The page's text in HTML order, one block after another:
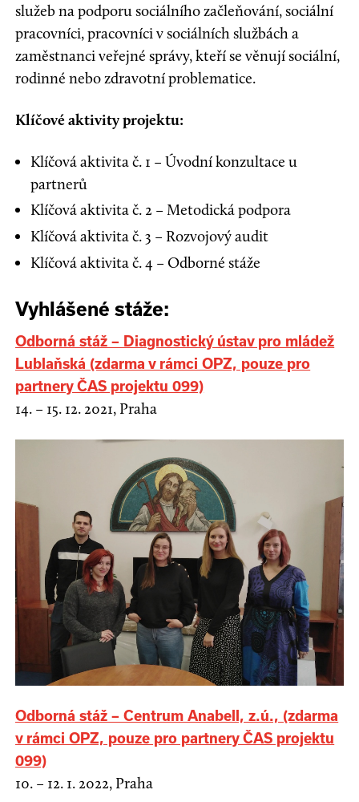
služeb na podporu sociálního začleňování, sociální
pracovníci, pracovníci v sociálních službách a
zaměstnanci veřejné správy, kteří se věnují sociální,
rodinné nebo zdravotní problematice.
Klíčové aktivity projektu:
Klíčová aktivita č. 1 – Úvodní konzultace u
partnerů
Klíčová aktivita č. 2 – Metodická podpora
Klíčová aktivita č. 3 – Rozvojový audit
Klíčová aktivita č. 4 – Odborné stáže
Vyhlášené stáže:
Odborná stáž – Diagnostický ústav pro mládež
Lublaňská (zdarma v rámci OPZ, pouze pro
partnery ČAS projektu 099)
14. – 15. 12. 2021, Praha
Odborná stáž – Centrum Anabell, z.ú., (zdarma
v rámci OPZ, pouze pro partnery ČAS projektu
099)
10. – 12. 1. 2022, Praha